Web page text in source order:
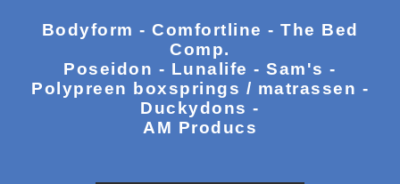
Bodyform - Comfortline - The Bed
Comp.
Poseidon - Lunalife - Sam's -
Polypreen boxsprings / matrassen -
Duckydons -
AM Producs